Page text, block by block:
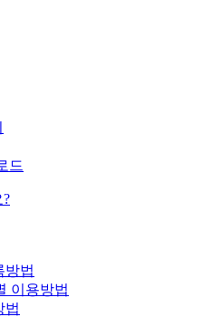
드
방법
이용방법
법